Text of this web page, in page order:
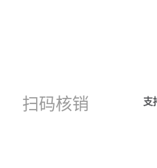
支
扫码核销